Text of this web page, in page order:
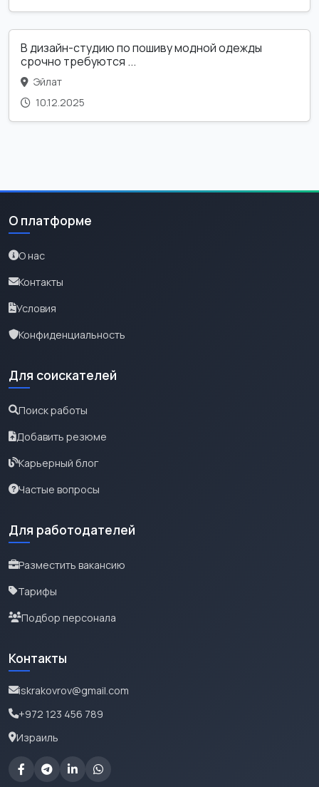
В дизайн-студию по пошиву модной одежды
срочно требуются ...
Эйлат
10.12.2025
О платформе
О нас
Контакты
Условия
Конфиденциальность
Для соискателей
Поиск работы
Добавить резюме
Карьерный блог
Частые вопросы
Для работодателей
Разместить вакансию
Тарифы
Подбор персонала
Контакты
iskrakovrov@gmail.com
+972 123 456 789
Израиль